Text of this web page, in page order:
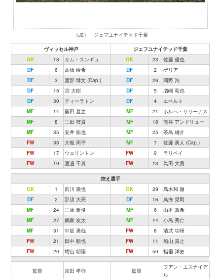
（J2） ジェフユナイテッド千葉
ヴィッセル神戸
ジェフユナイテッド千葉
GK
18 キム・スンギュ GK 23
佐藤 優也
DF
6 高橋 峻希 DF 2
ゲリア
DF
3 渡部 博文 (Cap.) DF 26
岡野 洵
DF
15 宮 大樹 DF 5
増嶋 竜也
DF
30 ティーラトン DF 4
エベルト
MF
14 藤田 直之 MF 21
ホルヘ・サリーナス
MF
8 三田 啓貴 MF 18
熊谷 アンドリュー
MF
35 安井 拓也 MF 25
茶島 雄介
FW
33 大槻 周平 MF 7
佐藤 勇人 (Cap.)
FW
17 ウェリントン FW 9
ラリベイ
FW
19 渡邉 千真 FW 13 為田 大貴
控え選手
GK
1 前川 黛也 GK 29
髙木和 徹
DF
2 那須 大亮 DF 16
鳥海 晃司
MF
24 三原 雅俊 MF 6
山本 真希
MF
27 郷家 友太 MF 14
小島 秀仁
MF
31 中坂 勇哉 FW 8
清武 功暉
FW
21 田中 順也 FW 11
船山 貴之
FW
20 増山 朝陽 FW 50 指宿 洋史
監督 吉田 孝行 監督
フアン・エスナイデ
ル